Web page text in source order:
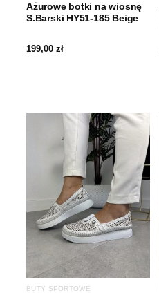
Ażurowe botki na wiosnę
S.Barski HY51-185 Beige
199,00 zł
BUTY SPORTOWE